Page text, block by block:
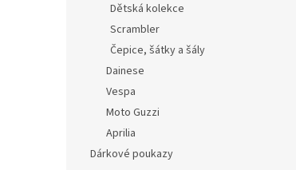
Dětská kolekce
Scrambler
Čepice, šátky a šály
Dainese
Vespa
Moto Guzzi
Aprilia
Dárkové poukazy